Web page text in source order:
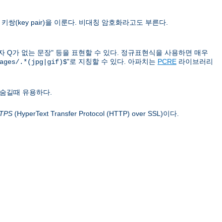
쌍(key pair)을 이룬다. 비대칭 암호화라고도 부른다.
Q가 없는 문장" 등을 표현할 수 있다. 정규표현식을 사용하면 매우
.*(jpg|gif)$"로 지칭할 수 있다. 아파치는 PCRE 라이브러리
길때 유용하다.
(HyperText Transfer Protocol (HTTP) over SSL)이다.